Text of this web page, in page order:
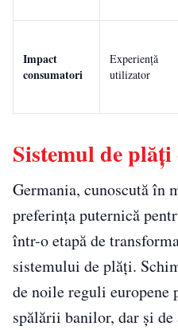
Impact
consumatori
Experiență
utilizator
Sistemul de
Germania, cunoscută în
preferința puternică
într-o etapă de
sistemului de plăți.
de noile reguli europene
spălării banilor, dar și de